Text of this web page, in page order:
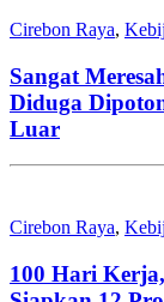
Cirebon Raya,
Sangat
Diduga
Luar
Cirebon Raya,
100 Hari